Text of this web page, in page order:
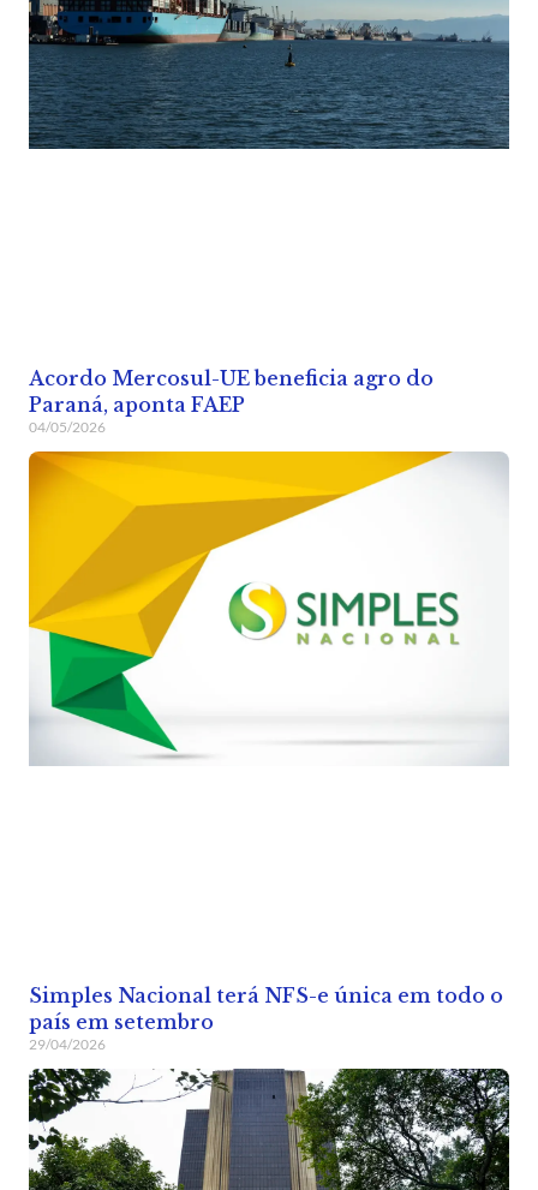
Acordo Mercosul-UE beneficia agro do
Paraná, aponta FAEP
04/05/2026
Simples Nacional terá NFS-e única em todo o
país em setembro
29/04/2026